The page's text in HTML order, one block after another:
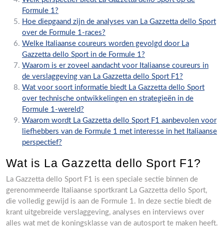
Formule 1?
Hoe diepgaand zijn de analyses van La Gazzetta dello Sport
over de Formule 1-races?
Welke Italiaanse coureurs worden gevolgd door La
Gazzetta dello Sport in de Formule 1?
Waarom is er zoveel aandacht voor Italiaanse coureurs in
de verslaggeving van La Gazzetta dello Sport F1?
Wat voor soort informatie biedt La Gazzetta dello Sport
over technische ontwikkelingen en strategieën in de
Formule 1-wereld?
Waarom wordt La Gazzetta dello Sport F1 aanbevolen voor
liefhebbers van de Formule 1 met interesse in het Italiaanse
perspectief?
Wat is La Gazzetta dello Sport F1?
La Gazzetta dello Sport F1 is een speciale sectie binnen de
gerenommeerde Italiaanse sportkrant La Gazzetta dello Sport,
die volledig gewijd is aan de Formule 1. In deze sectie biedt de
krant uitgebreide verslaggeving, analyses en interviews over
alles wat met de koningsklasse van de autosport te maken heeft.